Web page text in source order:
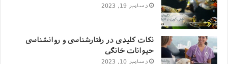
دسامبر 19, 2023
نکات کلیدی در رفتارشناسی و روانشناسی
حیوانات خانگی